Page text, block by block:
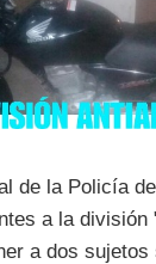
de la Policía
a la división
a dos